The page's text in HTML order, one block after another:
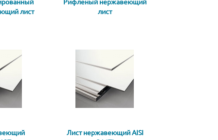
лист
лист
Лист нержавеющий AISI